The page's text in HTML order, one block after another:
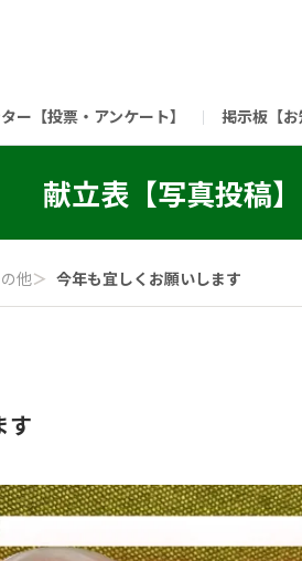
ー【投票・アンケート】 掲示板【お
ピックルスコーポレーションHP
献立表【写真投稿】
他＞ 今年も宜しくお願いします
す